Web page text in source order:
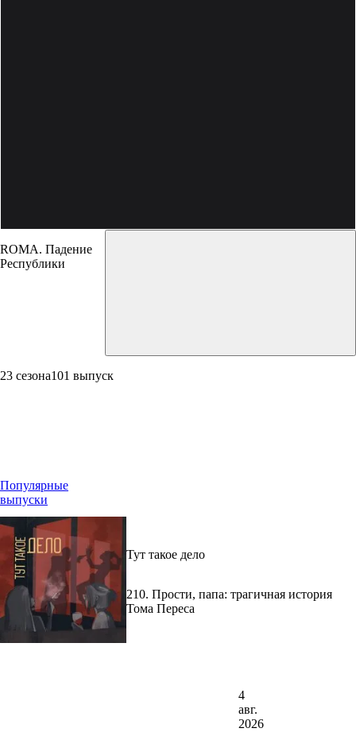
ROMA. Падение
Республики
23 сезона101 выпуск
Популярные
выпуски
Тут такое дело
210. Прости, папа: трагичная история
Тома Переса
4
авг.
2026